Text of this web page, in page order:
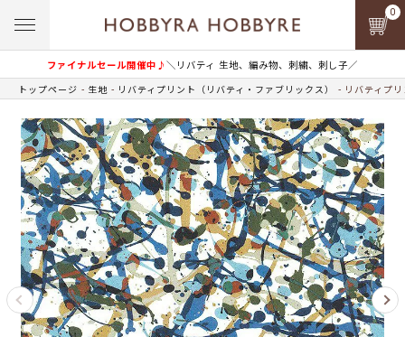
ファイナルセール開催中♪＼リバティ 生地、編み物、刺繍、刺し子／
0
トップページ 生地 リバティプリント（リバティ・ファブリックス） リバティプ